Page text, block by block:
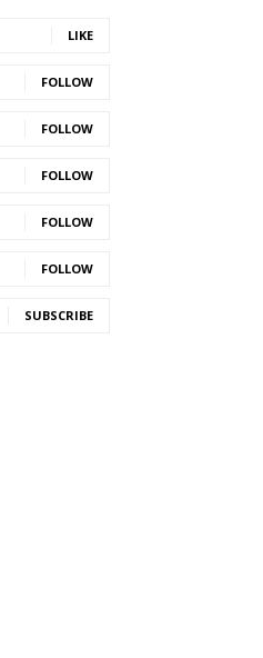
LIKE
FOLLOW
FOLLOW
FOLLOW
FOLLOW
FOLLOW
SUBSCRIBE